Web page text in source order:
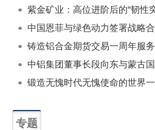
紫金矿业：高位进阶后的“韧性
中国恩菲与绿色动力签署战略
铸造铝合金期货交易一周年服
专题